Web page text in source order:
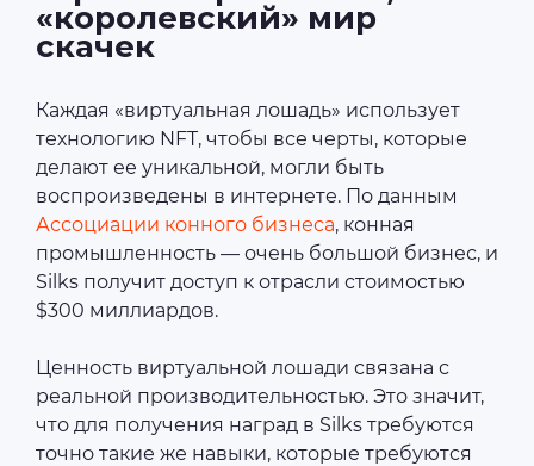
«королевский» мир
скачек
Каждая «виртуальная лошадь» использует
технологию NFT, чтобы все черты, которые
делают ее уникальной, могли быть
воспроизведены в интернете. По данным
Ассоциации конного бизнеса, конная
промышленность — очень большой бизнес, и
Silks получит доступ к отрасли стоимостью
$300 миллиардов.
Ценность виртуальной лошади связана с
реальной производительностью. Это значит,
что для получения наград в Silks требуются
точно такие же навыки, которые требуются